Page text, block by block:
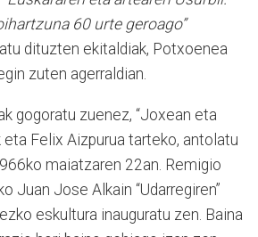
60 urte geroago”
dituzten ekitaldiak, Potxoenea
zuten agerraldian.
gogoratu zuenez, “Joxean eta
Felix Aizpurua tarteko, antolatu
maiatzaren 22an. Remigio
Juan Jose Alkain “Udarregiren”
eskultura inauguratu zen. Baina